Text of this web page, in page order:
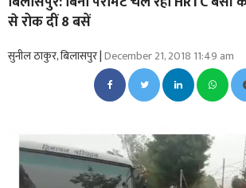
से रोक दीं 8 बसें
सुनील ठाकुर, बिलासपुर |December 21, 2018 11:49 am